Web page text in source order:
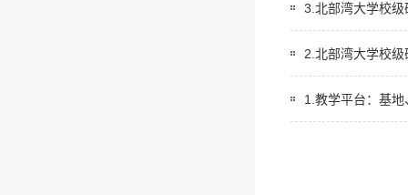
3.北部湾大学校
2.北部湾大学校
1.教学平台：基